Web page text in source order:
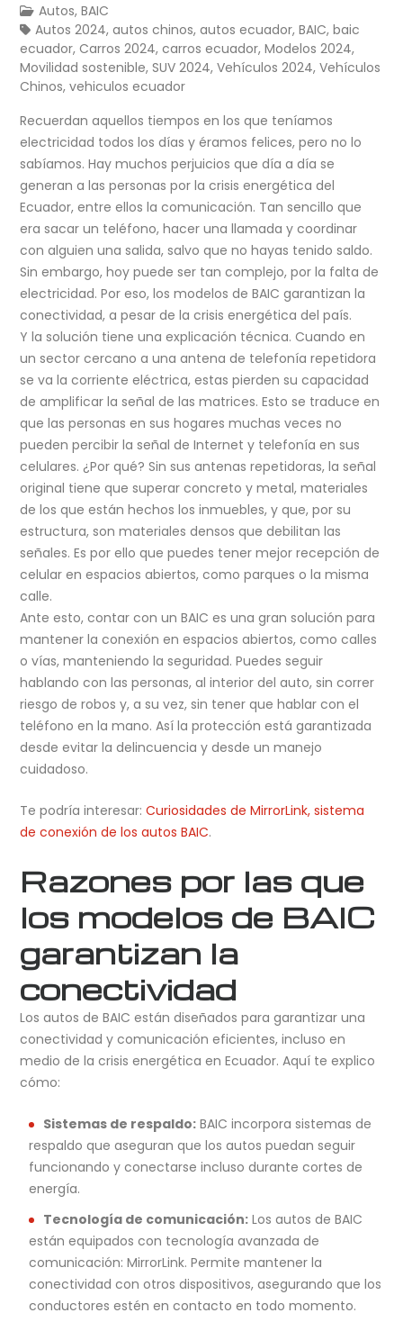
Autos,BAIC
Autos 2024,autos chinos,autos ecuador,BAIC,baic
ecuador,Carros 2024,carros ecuador,Modelos 2024,
Movilidad sostenible,SUV 2024,Vehículos 2024,Vehículos
Chinos,vehiculos ecuador
Recuerdan aquellos tiempos en los que teníamos
electricidad todos los días y éramos felices, pero no lo
sabíamos. Hay muchos perjuicios que día a día se
generan a las personas por la crisis energética del
Ecuador, entre ellos la comunicación. Tan sencillo que
era sacar un teléfono, hacer una llamada y coordinar
con alguien una salida, salvo que no hayas tenido saldo.
Sin embargo, hoy puede ser tan complejo, por la falta de
electricidad. Por eso, los modelos de BAIC garantizan la
conectividad, a pesar de la crisis energética del país.
Y la solución tiene una explicación técnica. Cuando en
un sector cercano a una antena de telefonía repetidora
se va la corriente eléctrica, estas pierden su capacidad
de amplificar la señal de las matrices. Esto se traduce en
que las personas en sus hogares muchas veces no
pueden percibir la señal de Internet y telefonía en sus
celulares. ¿Por qué? Sin sus antenas repetidoras, la señal
original tiene que superar concreto y metal, materiales
de los que están hechos los inmuebles, y que, por su
estructura, son materiales densos que debilitan las
señales. Es por ello que puedes tener mejor recepción de
celular en espacios abiertos, como parques o la misma
calle.
Ante esto, contar con un BAIC es una gran solución para
mantener la conexión en espacios abiertos, como calles
o vías, manteniendo la seguridad. Puedes seguir
hablando con las personas, al interior del auto, sin correr
riesgo de robos y, a su vez, sin tener que hablar con el
teléfono en la mano. Así la protección está garantizada
desde evitar la delincuencia y desde un manejo
cuidadoso.
Te podría interesar:Curiosidades de MirrorLink, sistema
de conexión de los autos BAIC.
Razones por las que
los modelos de BAIC
garantizan la
conectividad
Los autos de BAIC están diseñados para garantizar una
conectividad y comunicación eficientes, incluso en
medio de la crisis energética en Ecuador. Aquí te explico
cómo:
Sistemas de respaldo: BAIC incorpora sistemas de
respaldo que aseguran que los autos puedan seguir
funcionando y conectarse incluso durante cortes de
energía.
Tecnología de comunicación: Los autos de BAIC
están equipados con tecnología avanzada de
comunicación: MirrorLink. Permite mantener la
conectividad con otros dispositivos, asegurando que los
conductores estén en contacto en todo momento.